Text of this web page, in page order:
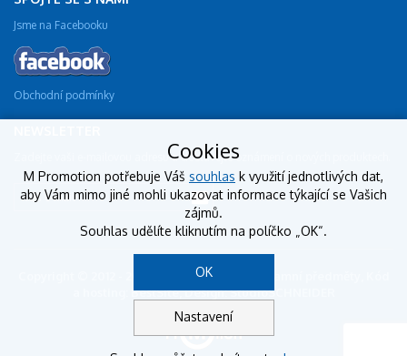
Jsme na Facebooku
Obchodní podmínky
Zadejte vaši e-mailovou adresu a dostávejte oznámení o nových produktech.
Copyright © 2012 - 2018 mpromotion.sk - reklamní předměty, Kód
a hosting: BestSite, Design: StudioSCHNEIDER
Cookies
M Promotion potřebuje Váš souhlas k využití jednotlivých dat,
aby Vám mimo jiné mohli ukazovat informace týkající se Vašich
zájmů.
Souhlas udělíte kliknutím na políčko „OK“.
Nastavení
OK